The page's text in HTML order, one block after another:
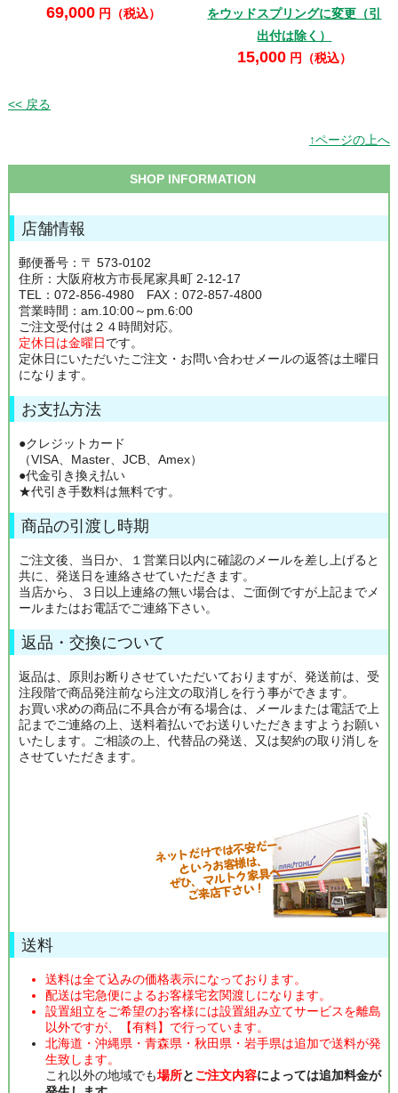
69,000円（税込）
をウッドスプリングに変更（引
出付は除く）
15,000円（税込）
<< 戻る
↑ページの上へ
SHOP INFORMATION
店舗情報
郵便番号：〒 573-0102
住所：大阪府枚方市長尾家具町 2-12-17
TEL：072-856-4980 FAX：072-857-4800
営業時間：am.10:00～pm.6:00
ご注文受付は２４時間対応。
定休日は金曜日です。
定休日にいただいたご注文・お問い合わせメールの返答は土曜日
になります。
お支払方法
●クレジットカード
（VISA、Master、JCB、Amex）
●代金引き換え払い
★代引き手数料は無料です。
商品の引渡し時期
ご注文後、当日か、１営業日以内に確認のメールを差し上げると
共に、発送日を連絡させていただきます。
当店から、３日以上連絡の無い場合は、ご面倒ですが上記までメ
ールまたはお電話でご連絡下さい。
返品・交換について
返品は、原則お断りさせていただいておりますが、発送前は、受
注段階で商品発注前なら注文の取消しを行う事ができます。
お買い求めの商品に不具合が有る場合は、メールまたは電話で上
記までご連絡の上、送料着払いでお送りいただきますようお願い
いたします。ご相談の上、代替品の発送、又は契約の取り消しを
させていただきます。
送料
送料は全て込みの価格表示になっております。
配送は宅急便によるお客様宅玄関渡しになります。
設置組立をご希望のお客様には設置組み立てサービスを離島
以外ですが、【有料】で行っています。
北海道・沖縄県・青森県・秋田県・岩手県は追加で送料が発
生致します。
これ以外の地域でも場所とご注文内容によっては追加料金が